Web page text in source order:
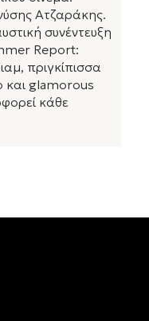
Ατζαράκης.
συνέντευξη
Report:
πριγκίπισσα
και glamorous
κάθε